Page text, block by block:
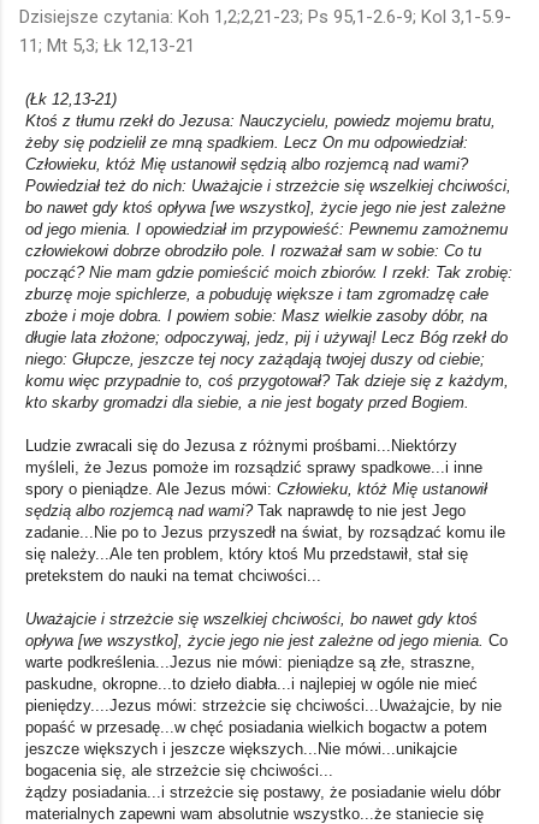
Dzisiejsze czytania: Koh 1,2;2,21-23; Ps 95,1-2.6-9; Kol 3,1-5.9-
11; Mt 5,3; Łk 12,13-21
(Łk 12,13-21)
Ktoś z tłumu rzekł do Jezusa: Nauczycielu, powiedz mojemu bratu,
żeby się podzielił ze mną spadkiem. Lecz On mu odpowiedział:
Człowieku, któż Mię ustanowił sędzią albo rozjemcą nad wami?
Powiedział też do nich: Uważajcie i strzeżcie się wszelkiej chciwości,
bo nawet gdy ktoś opływa [we wszystko], życie jego nie jest zależne
od jego mienia. I opowiedział im przypowieść: Pewnemu zamożnemu
człowiekowi dobrze obrodziło pole. I rozważał sam w sobie: Co tu
począć? Nie mam gdzie pomieścić moich zbiorów. I rzekł: Tak zrobię:
zburzę moje spichlerze, a pobuduję większe i tam zgromadzę całe
zboże i moje dobra. I powiem sobie: Masz wielkie zasoby dóbr, na
długie lata złożone; odpoczywaj, jedz, pij i używaj! Lecz Bóg rzekł do
niego: Głupcze, jeszcze tej nocy zażądają twojej duszy od ciebie;
komu więc przypadnie to, coś przygotował? Tak dzieje się z każdym,
kto skarby gromadzi dla siebie, a nie jest bogaty przed Bogiem.
Ludzie zwracali się do Jezusa z różnymi prośbami...Niektórzy
myśleli, że Jezus pomoże im rozsądzić sprawy spadkowe...i inne
spory o pieniądze. Ale Jezus mówi: Człowieku, któż Mię ustanowił
sędzią albo rozjemcą nad wami? Tak naprawdę to nie jest Jego
zadanie...Nie po to Jezus przyszedł na świat, by rozsądzać komu ile
się należy...Ale ten problem, który ktoś Mu przedstawił, stał się
pretekstem do nauki na temat chciwości...
Uważajcie i strzeżcie się wszelkiej chciwości, bo nawet gdy ktoś
opływa [we wszystko], życie jego nie jest zależne od jego mienia. Co
warte podkreślenia...Jezus nie mówi: pieniądze są złe, straszne,
paskudne, okropne...to dzieło diabła...i najlepiej w ogóle nie mieć
pieniędzy....Jezus mówi: strzeżcie się chciwości...Uważajcie, by nie
popaść w przesadę...w chęć posiadania wielkich bogactw a potem
jeszcze większych i jeszcze większych...Nie mówi...unikajcie
bogacenia się, ale strzeżcie się chciwości...
żądzy posiadania...i strzeżcie się postawy, że posiadanie wielu dóbr
materialnych zapewni wam absolutnie wszystko...że staniecie się